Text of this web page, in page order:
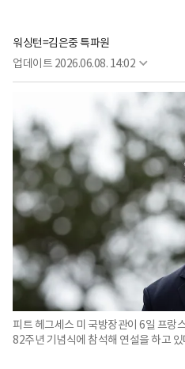
워싱턴=김은중 특파원
업데이트 2026.06.08. 14:02
피트 헤그세스 미 국방장관이 6일 프랑
82주년 기념식에 참석해 연설을 하고